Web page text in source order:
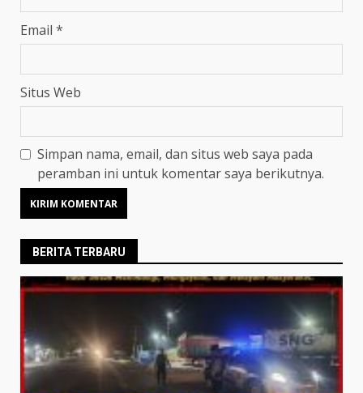
Email *
Situs Web
Simpan nama, email, dan situs web saya pada
peramban ini untuk komentar saya berikutnya.
BERITA TERBARU